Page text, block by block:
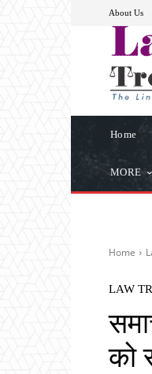
About Us
Home
MORE
Home
LAW
को